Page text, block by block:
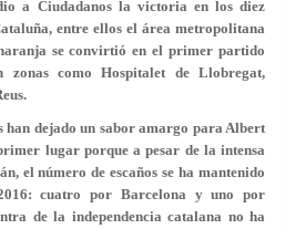
a Ciudadanos la victoria en los diez
entre ellos el área metropolitana
se convirtió en el primer partido
zonas como Hospitalet de Llobregat,
han dejado un sabor amargo para Albert
lugar porque a pesar de la intensa
el número de escaños se ha mantenido
cuatro por Barcelona y uno por
de la independencia catalana no ha